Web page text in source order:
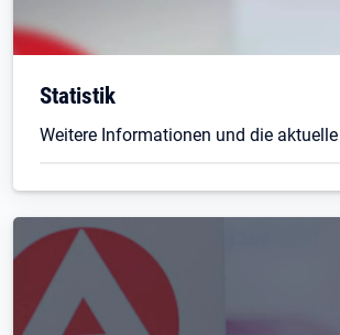
Öffnet in neuem Tab
Statistik
Weitere Informationen und die